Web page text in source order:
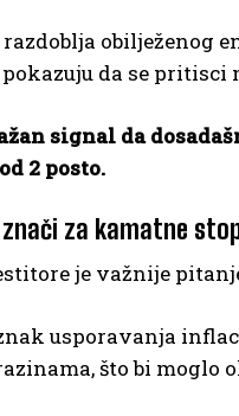
obilježenog
da se pritisci
signal da
2 posto.
za kamatne
je važnije
usporavanja
što bi moglo